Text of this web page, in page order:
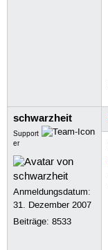
schwarzheit
Support
er
Anmeldungsdatum:
31. Dezember 2007
Beiträge:8533